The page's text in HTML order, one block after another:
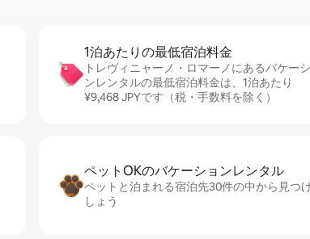
1泊あたりの最⁠低⁠宿⁠泊⁠料⁠金
トレヴィニャーノ・ロマーノにあるバケー
ンレンタルの最低宿泊料金は、1泊あたり
¥9,468 JPYです（税・手数料を除く）
ペットOKのバ⁠ケ⁠ー⁠シ⁠ョ⁠ンレ⁠ン⁠タ⁠ル
ペットと泊まれる宿泊先30件の中から見つ
しょう